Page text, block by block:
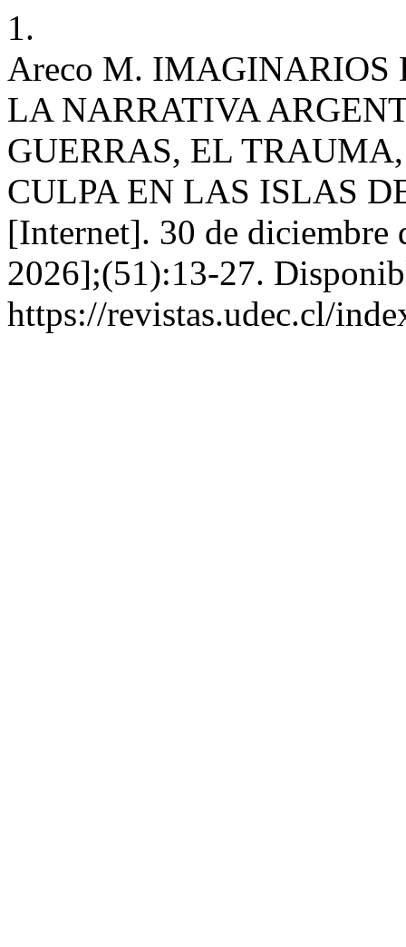
1.
Areco M. IMAGINARIOS
LA NARRATIVA
GUERRAS, EL
CULPA EN LAS ISLAS
[Internet]. 30 de diciembre
2026];(51):13-27.
https://revistas.udec.cl/